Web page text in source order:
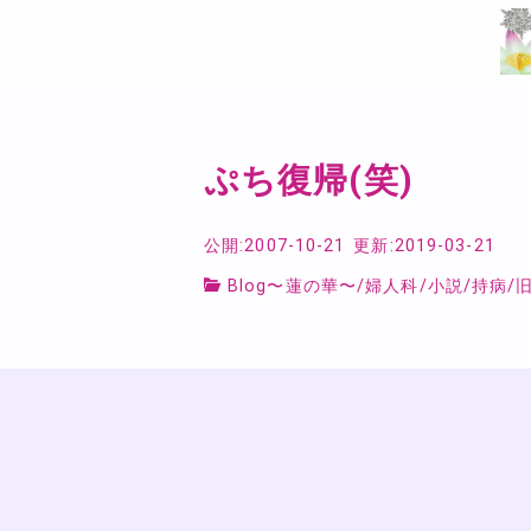
ぷち復帰(笑)
公開:2007-10-21
更新:2019-03-21
Blog〜蓮の華〜/婦人科/小説/持病/